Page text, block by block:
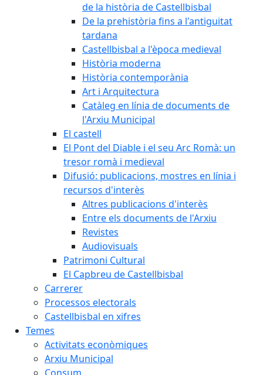
de la història de Castellbisbal
De la prehistòria fins a l'antiguitat
tardana
Castellbisbal a l'època medieval
Història moderna
Història contemporània
Art i Arquitectura
Catàleg en línia de documents de
l'Arxiu Municipal
El castell
El Pont del Diable i el seu Arc Romà: un
tresor romà i medieval
Difusió: publicacions, mostres en línia i
recursos d'interès
Altres publicacions d'interès
Entre els documents de l'Arxiu
Revistes
Audiovisuals
Patrimoni Cultural
El Capbreu de Castellbisbal
Carrerer
Processos electorals
Castellbisbal en xifres
Temes
Activitats econòmiques
Arxiu Municipal